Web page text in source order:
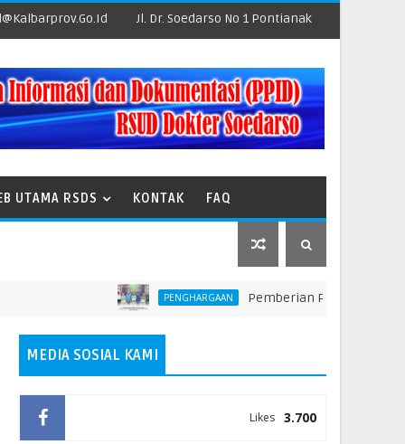
Jl. Dr. Soedarso No 1 Pontianak
UTAMA RSDS KONTAK FAQ
PENGHARGAAN Pemberian Penghargaan
MEDIA SOSIAL KAMI
3.700
Likes